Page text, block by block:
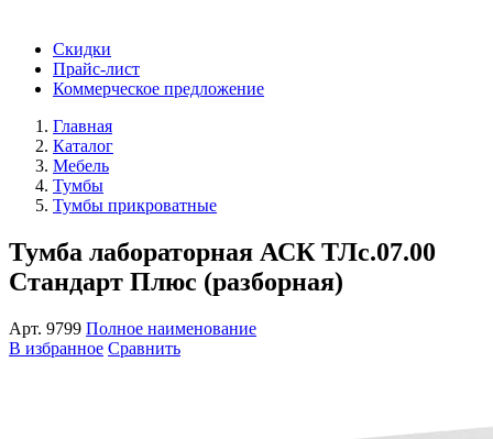
Скидки
Прайс-лист
Коммерческое предложение
Главная
Каталог
Мебель
Тумбы
Тумбы прикроватные
Тумба лабораторная АСК ТЛс.07.00
Стандарт Плюс (разборная)
Арт. 9799 Полное наименование
В избранное Сравнить